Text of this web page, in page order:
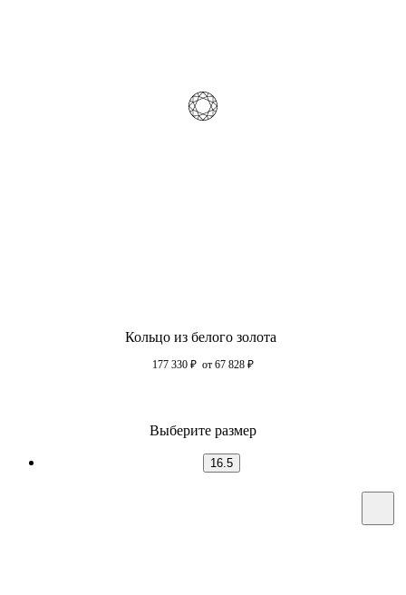
Кольцо из белого золота
177 330 ₽ от 67 828 ₽
Выберите размер
16.5